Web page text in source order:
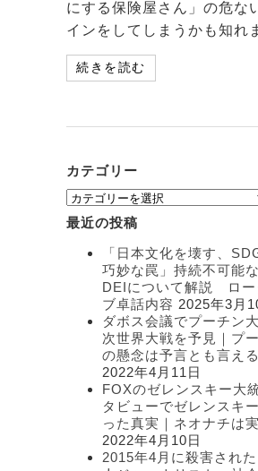
にする保険屋さん」の危な
インをしてしまうかも知れ
続きを読む
カテゴリー
カ
テ
ゴ
最近の投稿
「日本文化を壊す、
巧妙な罠」持続不可能
DEIについて解説 ロー
ブ卓話内容 2025年3月
ダボス会議でプーチン
次世界大戦を予見｜プ
の懸念は予言とも言え
2022年4月11日
FOXのゼレンスキー大
タビューでゼレンスキ
った真実｜ネオナチは
2022年4月10日
2015年4月に殺害され